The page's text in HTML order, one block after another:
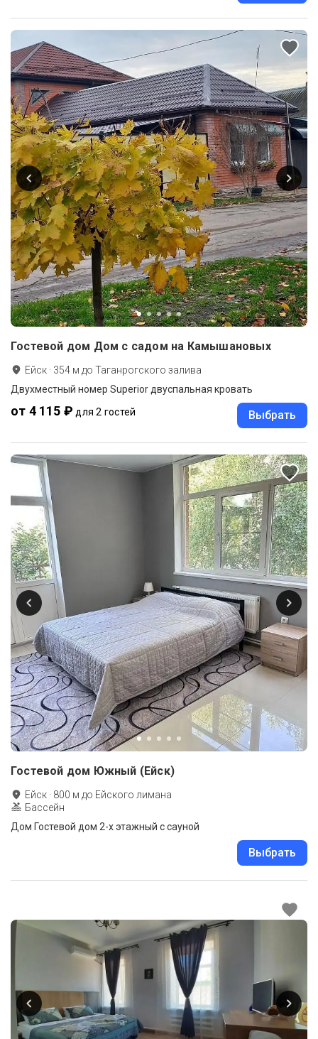
Гостевой дом Дом с садом на Камышановых
Ейск · 354 м до Таганрогского залива
Двухместный номер Superior двуспальная кровать
от 4 115 ₽ для 2 гостей Выбрать
Гостевой дом Южный (Ейск)
Ейск · 800 м до Ейского лимана
Бассейн
Дом Гостевой дом 2-х этажный с сауной
Выбрать